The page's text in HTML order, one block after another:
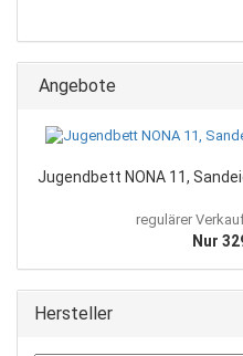
Angebote
Jugendbett NONA 11,
regulärer
Nur
Hersteller